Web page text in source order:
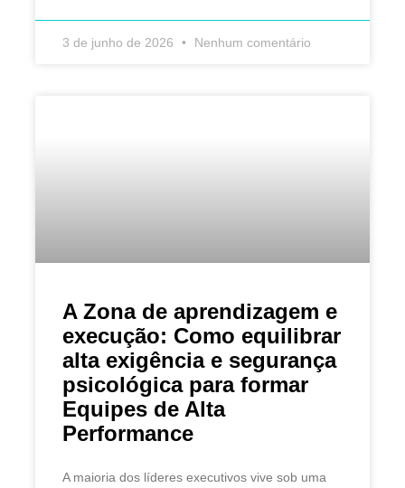
3 de junho de 2026 Nenhum comentário
A Zona de aprendizagem e
execução: Como equilibrar
alta exigência e segurança
psicológica para formar
Equipes de Alta
Performance
A maioria dos líderes executivos vive sob uma